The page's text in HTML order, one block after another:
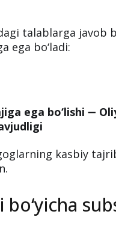
2026-yildan
subsidiyalar
talablarga javob
bo‘ladi:
ega bo‘lishi➖